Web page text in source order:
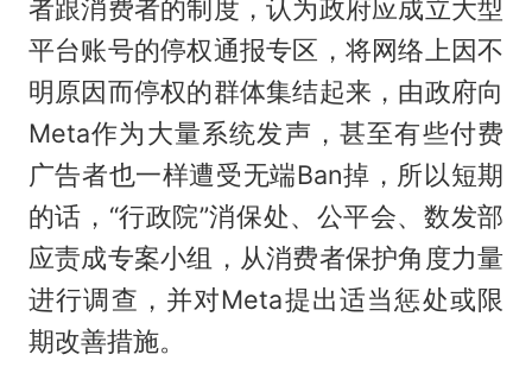
者跟消费者的制度，认为政府应成立大型
平台账号的停权通报专区，将网络上因不
明原因而停权的群体集结起来，由政府向
Meta作为大量系统发声，甚至有些付费
广告者也一样遭受无端Ban掉，所以短期
的话，“行政院”消保处、公平会、数发部
应责成专案小组，从消费者保护角度力量
进行调查，并对Meta提出适当惩处或限
期改善措施。